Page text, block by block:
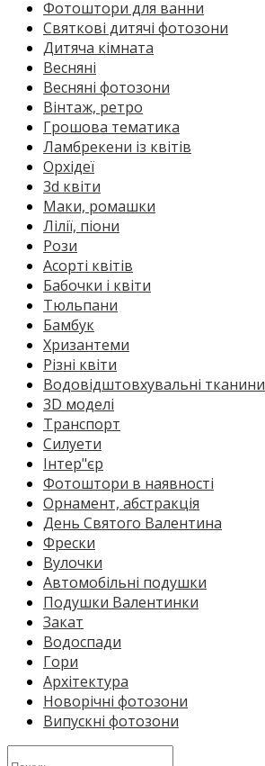
Фотоштори для ванни
Святкові дитячі фотозони
Дитяча кімната
Весняні
Весняні фотозони
Вінтаж, ретро
Грошова тематика
Ламбрекени із квітів
Орхідеї
3d квіти
Маки, ромашки
Лілії, піони
Рози
Асорті квітів
Бабочки і квіти
Тюльпани
Бамбук
Хризантеми
Різні квіти
Водовідштовхувальні тканини
3D моделі
Транспорт
Силуети
Інтер"єр
Фотоштори в наявності
Орнамент, абстракція
День Святого Валентина
Фрески
Вулочки
Автомобільні подушки
Подушки Валентинки
Закат
Водоспади
Гори
Архітектура
Новорічні фотозони
Випускні фотозони